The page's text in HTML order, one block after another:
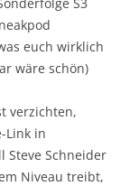
euch wirklich
wäre schön)
verzichten,
Link in
Steve Schneider
Niveau treibt,